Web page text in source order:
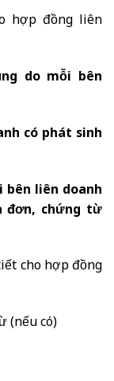
hợp đồng liên
do mỗi bên
có phát sinh
liên doanh
đơn, chứng từ
cho hợp đồng
(nếu có)